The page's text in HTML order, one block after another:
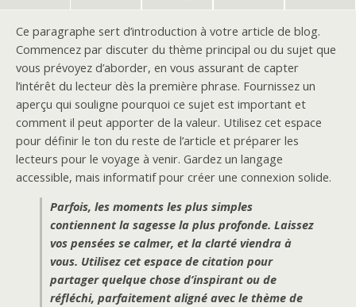
Ce paragraphe sert d’introduction à votre article de blog.
Commencez par discuter du thème principal ou du sujet que
vous prévoyez d’aborder, en vous assurant de capter
l’intérêt du lecteur dès la première phrase. Fournissez un
aperçu qui souligne pourquoi ce sujet est important et
comment il peut apporter de la valeur. Utilisez cet espace
pour définir le ton du reste de l’article et préparer les
lecteurs pour le voyage à venir. Gardez un langage
accessible, mais informatif pour créer une connexion solide.
Parfois, les moments les plus simples
contiennent la sagesse la plus profonde. Laissez
vos pensées se calmer, et la clarté viendra à
vous. Utilisez cet espace de citation pour
partager quelque chose d’inspirant ou de
réfléchi, parfaitement aligné avec le thème de